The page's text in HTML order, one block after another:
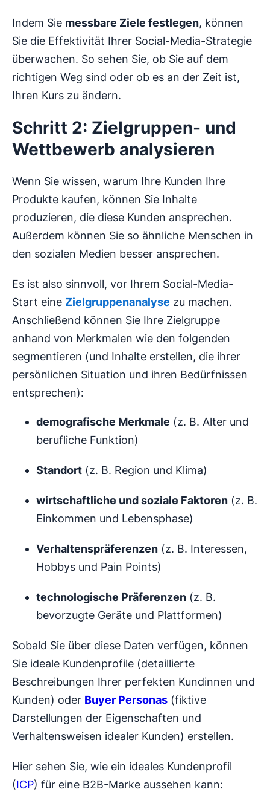
Indem Sie messbare Ziele festlegen, können
Sie die Effektivität Ihrer Social-Media-Strategie
überwachen. So sehen Sie, ob Sie auf dem
richtigen Weg sind oder ob es an der Zeit ist,
Ihren Kurs zu ändern.
Schritt 2: Zielgruppen- und
Wettbewerb analysieren
Wenn Sie wissen, warum Ihre Kunden Ihre
Produkte kaufen, können Sie Inhalte
produzieren, die diese Kunden ansprechen.
Außerdem können Sie so ähnliche Menschen in
den sozialen Medien besser ansprechen.
Es ist also sinnvoll, vor Ihrem Social-Media-
Start eine Zielgruppenanalyse zu machen.
Anschließend können Sie Ihre Zielgruppe
anhand von Merkmalen wie den folgenden
segmentieren (und Inhalte erstellen, die ihrer
persönlichen Situation und ihren Bedürfnissen
entsprechen):
demografische Merkmale (z. B. Alter und
berufliche Funktion)
Standort (z. B. Region und Klima)
wirtschaftliche und soziale Faktoren (z. B.
Einkommen und Lebensphase)
Verhaltenspräferenzen (z. B. Interessen,
Hobbys und Pain Points)
technologische Präferenzen (z. B.
bevorzugte Geräte und Plattformen)
Sobald Sie über diese Daten verfügen, können
Sie ideale Kundenprofile (detaillierte
Beschreibungen Ihrer perfekten Kundinnen und
Kunden) oder Buyer Personas (fiktive
Darstellungen der Eigenschaften und
Verhaltensweisen idealer Kunden) erstellen.
Hier sehen Sie, wie ein ideales Kundenprofil
(ICP) für eine B2B-Marke aussehen kann: